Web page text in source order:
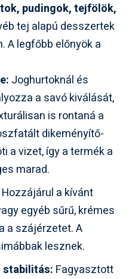
pudingok, tejfölök,
tej alapú desszertek
A legfőbb előnyök a
Joghurtoknál és
a savó kiválását,
is rontaná a
dikeményítő-
a vizet, így a termék a
marad.
Hozzájárul a kívánt
egyéb sűrű, krémes
a szájérzetet. A
lesznek.
stabilitás: Fagyasztott